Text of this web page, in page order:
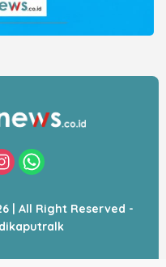
| All Right Reserved -